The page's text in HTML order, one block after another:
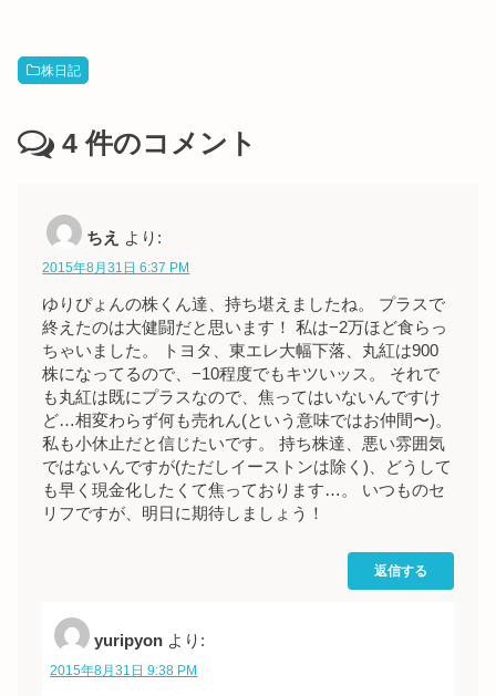
株日記
4 件のコメント
ちえ より:
2015年8月31日 6:37 PM
ゆりぴょんの株くん達、持ち堪えましたね。 プラスで
終えたのは大健闘だと思います！ 私は−2万ほど食らっ
ちゃいました。 トヨタ、東エレ大幅下落、丸紅は900
株になってるので、−10程度でもキツいッス。 それで
も丸紅は既にプラスなので、焦ってはいないんですけ
ど…相変わらず何も売れん(という意味ではお仲間〜)。
私も小休止だと信じたいです。 持ち株達、悪い雰囲気
ではないんですが(ただしイーストンは除く)、どうして
も早く現金化したくて焦っております…。 いつものセ
リフですが、明日に期待しましょう！
返信する
yuripyon より:
2015年8月31日 9:38 PM